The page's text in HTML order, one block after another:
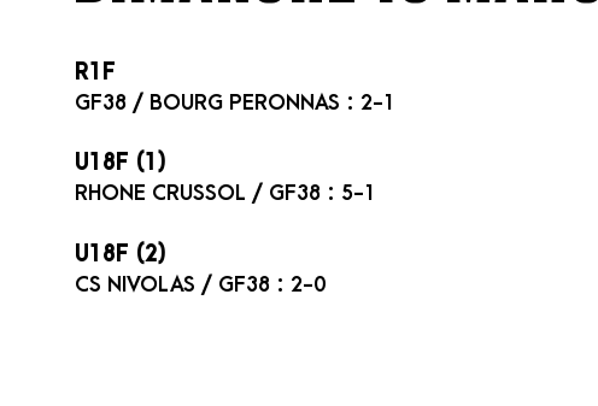
R1F
GF38 / BOURG PERONNAS : 2-1
U18F (1)
RHONE CRUSSOL / GF38 : 5-1
U18F (2)
CS NIVOLAS / GF38 : 2-0